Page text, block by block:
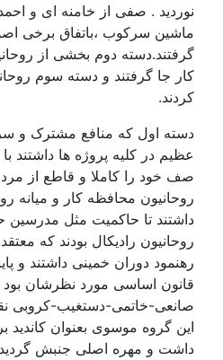
نوردید . صفی از خامنه ای و
ماشین سرکوب ،باتفاق برخی
گرفتند.دسته دوم بخشی از
کار جا گرفتند و دسته سوم
کردند.
دسته اول که منافع مشترک و
عظیم در کلیه پروژه ها داشتند
صف خود را کاملا و قاطع از
روحانیون محافظه کار و میانه
داشتند تا حاکمیت مثل
روحانیون رادیکال بودند که
رهنمود دوران خمینی داشتند و
قانون اساسی مورد نظرشان
صانعی-خاتمی-دستغیب-کروبی
این گروه موسوی بعنوان کاندید
داشت و مهره اصلی جنبش گردید.